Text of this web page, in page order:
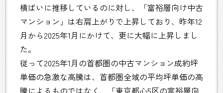
横ばいに推移しているのに対し、「富裕層向け中古
マンション」は右肩上がりで上昇しており、昨年12
月から2025年1月にかけて、更に大幅に上昇しまし
た。
従って2025年1月の首都圏の中古マンション成約坪
単価の急激な高騰は、首都圏全域の平均坪単価の高
騰によるものではなく、「東京都心5区の富裕層向